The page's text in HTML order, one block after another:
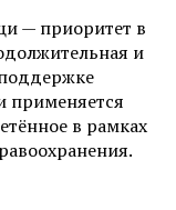
— приоритет в
и
применяется
в рамках